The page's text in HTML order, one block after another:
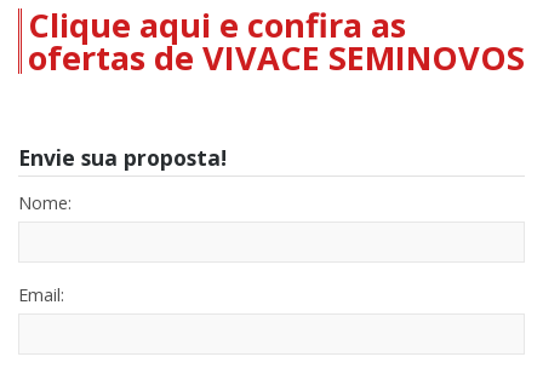
Clique aqui e confira as
ofertas de VIVACE SEMINOVOS
Envie sua proposta!
Nome:
Email: